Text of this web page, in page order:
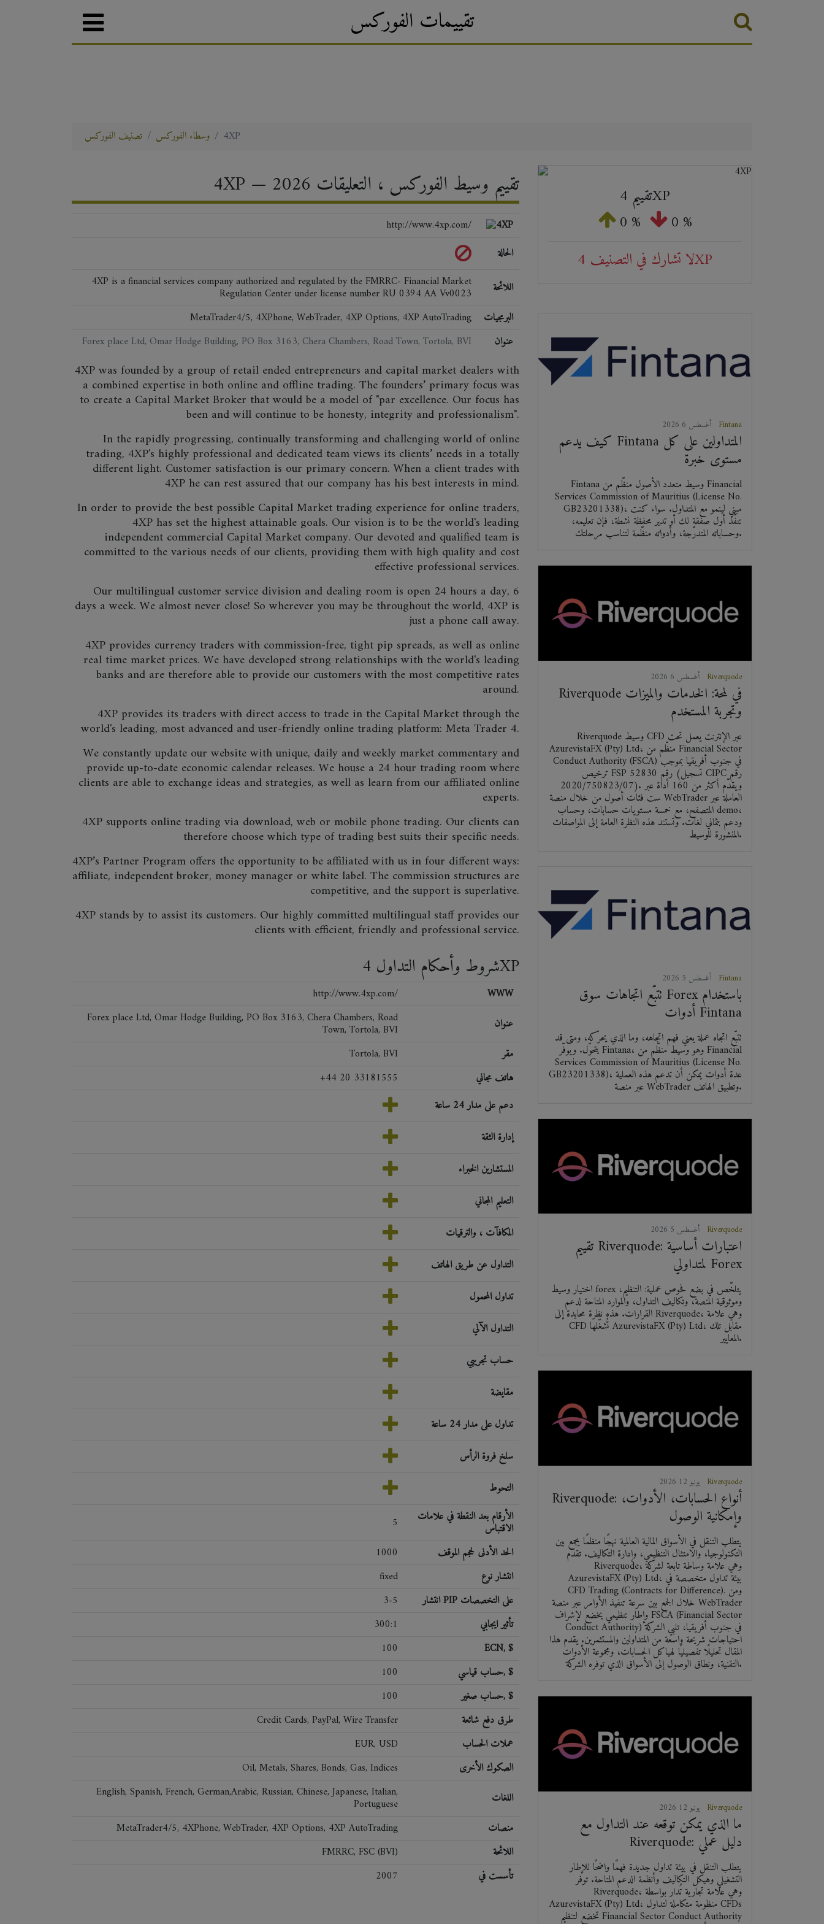
تقييمات الفوركس
تصنيف الفوركس وسطاء الفوركس 4XP
4XP — تقييم وسيط الفوركس ، التعليقات 2026
http://www.4xp.com/
الحالة
4XP is a financial services company authorized and regulated by the FMRRC- Financial Market
Regulation Center under license number RU 0394 AA Vv0023
اللائحة
MetaTrader4/5, 4XPhone, WebTrader, 4XP Options, 4XP AutoTrading
البرمجيات
Forex place Ltd, Omar Hodge Building, PO Box 3163, Chera Chambers, Road Town, Tortola, BVI
عنوان
4XP was founded by a group of retail ended entrepreneurs and capital market dealers with
a combined expertise in both online and offline trading. The founders’ primary focus was
to create a Capital Market Broker that would be a model of "par excellence. Our focus has
been and will continue to be honesty, integrity and professionalism".
In the rapidly progressing, continually transforming and challenging world of online
trading, 4XP's highly professional and dedicated team views its clients’ needs in a totally
different light. Customer satisfaction is our primary concern. When a client trades with
4XP he can rest assured that our company has his best interests in mind.
In order to provide the best possible Capital Market trading experience for online traders,
4XP has set the highest attainable goals. Our vision is to be the world's leading
independent commercial Capital Market company. Our devoted and qualified team is
committed to the various needs of our clients, providing them with high quality and cost
effective professional services.
Our multilingual customer service division and dealing room is open 24 hours a day, 6
days a week. We almost never close! So wherever you may be throughout the world, 4XP is
just a phone call away.
4XP provides currency traders with commission-free, tight pip spreads, as well as online
real time market prices. We have developed strong relationships with the world's leading
banks and are therefore able to provide our customers with the most competitive rates
around.
4XP provides its traders with direct access to trade in the Capital Market through the
world's leading, most advanced and user-friendly online trading platform: Meta Trader 4.
We constantly update our website with unique, daily and weekly market commentary and
provide up-to-date economic calendar releases. We house a 24 hour trading room where
clients are able to exchange ideas and strategies, as well as learn from our affiliated online
experts.
4XP supports online trading via download, web or mobile phone trading. Our clients can
therefore choose which type of trading best suits their specific needs.
4XP’s Partner Program offers the opportunity to be affiliated with us in four different ways:
affiliate, independent broker, money manager or white label. The commission structures are
competitive, and the support is superlative.
4XP stands by to assist its customers. Our highly committed multilingual staff provides our
clients with efficient, friendly and professional service.
شروط وأحكام التداول 4XP
http://www.4xp.com/
WWW
Forex place Ltd, Omar Hodge Building, PO Box 3163, Chera Chambers, Road
Town, Tortola, BVI
عنوان
Tortola, BVI
مقر
+44 20 33181555
هاتف مجاني
دعم على مدار 24 ساعة
إدارة الثقة
المستشارين الخبراء
التعليم المجاني
المكافآت ، والترقيات
التداول عن طريق الهاتف
تداول المحمول
التداول الآلي
حساب تجريبي
مقايضة
تداول على مدار 24 ساعة
سلخ فروة الرأس
التحوط
5
الأرقام بعد النقطة في علامات
الاقتباس
1000
الحد الأدنى لحجم الموقف
fixed
انتشار نوع
3-5
انتشار PIP على التخصصات
300:1
تأثير ايجابي
100
ECN, $
100
حساب قياسي, $
100
حساب صغير, $
Credit Cards, PayPal, Wire Transfer
طرق دفع شائعة
EUR, USD
عملات الحساب
Oil, Metals, Shares, Bonds, Gas, Indices
الصكوك الأخرى
English, Spanish, French, German,Arabic, Russian, Chinese, Japanese, Italian,
Portuguese
اللغات
MetaTrader4/5, 4XPhone, WebTrader, 4XP Options, 4XP AutoTrading
منصات
FMRRC, FSC (BVI)
اللائحة
2007
تأسست في
تقييم 4XP
0 % 0 %
لا تشارك في التصنيف 4XP
Fintana
كيف يدعم Fintana المتداولين على كل
مستوى خبرة
Fintana وسيط متعدد الأصول منظّم من Financial
Services Commission of Mauritius (License No.
GB23201338)، مبني لينمو مع المتداول. سواء كنت
تنفّذ أول صفقة لك أو تدير محفظة نشطة، فإن تعليمه،
وحساباته المتدرّجة، وأدواته منظّمة لتناسب مرحلتك.
Riverquode
Riverquode في لمحة: الخدمات والميزات
وتجربة المستخدم
Riverquode وسيط CFD عبر الإنترنت يعمل تحت
AzurevistaFX (Pty) Ltd، منظّم من Financial Sector
Conduct Authority (FSCA) في جنوب أفريقيا بموجب
ترخيص FSP رقم 52830 (تسجيل CIPC رقم
2020/750823/07). ويقدّم أكثر من 160 أداة عبر
ست فئات أصول من خلال منصة WebTrader العاملة عبر
المتصفح، مع خمسة مستويات حسابات، وحساب demo،
ودعم بثماني لغات. وتستند هذه النظرة العامة إلى المواصفات
المنشورة للوسيط.
Fintana
تتبّع اتجاهات سوق Forex باستخدام
أدوات Fintana
تتبّع اتجاه عملة يعني فهم اتجاهه، وما الذي يحرّكه، ومتى قد
يتحوّل. ويوفّر Fintana، وهو وسيط منظّم من Financial
Services Commission of Mauritius (License No.
GB23201338)، عدة أدوات يمكن أن تدعم هذه العملية
عبر منصة WebTrader وتطبيق الهاتف.
Riverquode
تقييم Riverquode: اعتبارات أساسية
لمتداولي Forex
اختيار وسيط forex يتلخّص في بضع فحوص عملية: التنظيم،
وموثوقية المنصة، وتكاليف التداول، والموارد المتاحة لدعم
القرارات. هذه نظرة محايدة إلى Riverquode، وهي علامة
CFD تُشغّلها AzurevistaFX (Pty) Ltd، مقابل تلك
المعايير.
2026 يونيو 12 Riverquode
Riverquode: أنواع الحسابات، الأدوات،
وإمكانية الوصول
يتطلب التنقل في الأسواق المالية العالمية نهجًا منظمًا يجمع بين
التكنولوجيا، والامتثال التنظيمي، وإدارة التكاليف. تقدم
Riverquode، وهي علامة وساطة تابعة لشركة
AzurevistaFX (Pty) Ltd، بيئة تداول متخصصة في
CFD Trading (Contracts for Difference). ومن
خلال الجمع بين سرعة تنفيذ الأوامر عبر منصة WebTrader
وإطار تنظيمي يخضع لإشراف FSCA (Financial Sector
Conduct Authority) في جنوب أفريقيا، تلبي الشركة
احتياجات شريحة واسعة من المتداولين والمستثمرين. يقدم هذا
المقال تحليلًا تفصيليًا لهياكل الحسابات، ومجموعة الأدوات
التقنية، ونطاق الوصول إلى الأسواق الذي توفره الشركة.
2026 يونيو 12 Riverquode
ما الذي يمكن توقعه عند التداول مع
Riverquode: دليل عملي
يتطلب التنقل في بيئة تداول جديدة فهمًا واضحًا للإطار
التشغيلي وهيكل التكاليف وأنظمة الدعم المتاحة. توفر
Riverquode، وهي علامة تجارية تُدار بواسطة
AzurevistaFX (Pty) Ltd، منظومة متكاملة لتداول CFDs
تخضع لتنظيم Financial Sector Conduct Authority